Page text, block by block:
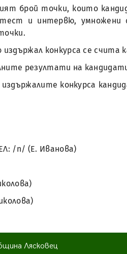
брой точки, които
и интервю, умножени
издържал конкурса се
резултати на
конкурса
/п/ (Е. Иванова)
Лясковец